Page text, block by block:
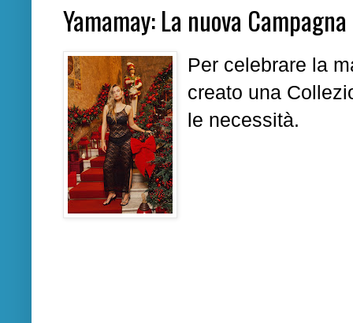
Yamamay: La nuova
Per celebrare la
creato una
le necessità.